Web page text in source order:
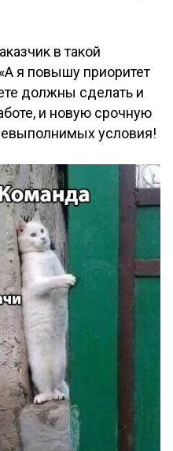
в такой
я повышу приоритет
должны сделать и
и новую срочную
условия!